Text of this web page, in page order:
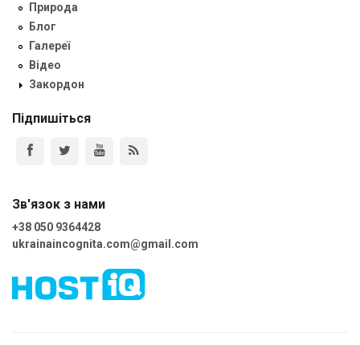
Природа
Блог
Галереї
Відео
Закордон
Підпишіться
Зв'язок з нами
+38 050 9364428
ukrainaincognita.com@gmail.com